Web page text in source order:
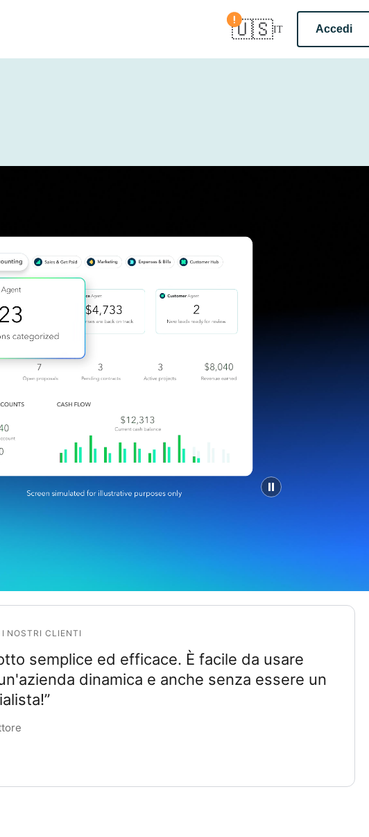
🇺🇸IT Accedi
Conferma il paese
NOSTRI CLIENTI
semplice ed efficace. È facile da usare
dinamica e anche senza essere un